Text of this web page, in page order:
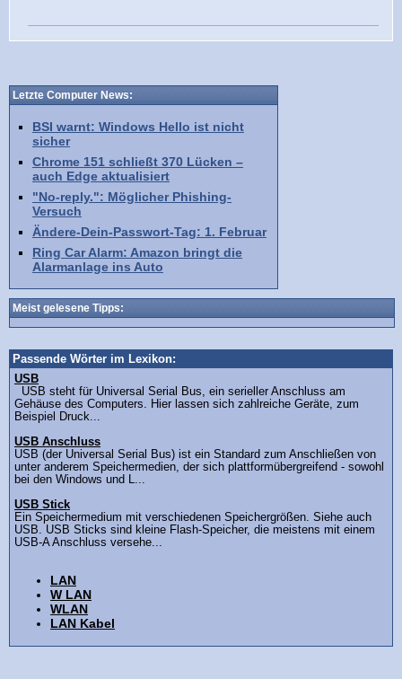
Letzte Computer News:
BSI warnt: Windows Hello ist nicht
sicher
Chrome 151 schließt 370 Lücken –
auch Edge aktualisiert
"No-reply.": Möglicher Phishing-
Versuch
Ändere-Dein-Passwort-Tag: 1. Februar
Ring Car Alarm: Amazon bringt die
Alarmanlage ins Auto
Meist gelesene Tipps:
Passende Wörter im Lexikon:
USB
USB steht für Universal Serial Bus, ein serieller Anschluss am
Gehäuse des Computers. Hier lassen sich zahlreiche Geräte, zum
Beispiel Druck...
USB Anschluss
USB (der Universal Serial Bus) ist ein Standard zum Anschließen von
unter anderem Speichermedien, der sich plattformübergreifend - sowohl
bei den Windows und L...
USB Stick
Ein Speichermedium mit verschiedenen Speichergrößen. Siehe auch
USB. USB Sticks sind kleine Flash-Speicher, die meistens mit einem
USB-A Anschluss versehe...
LAN
W LAN
WLAN
LAN Kabel